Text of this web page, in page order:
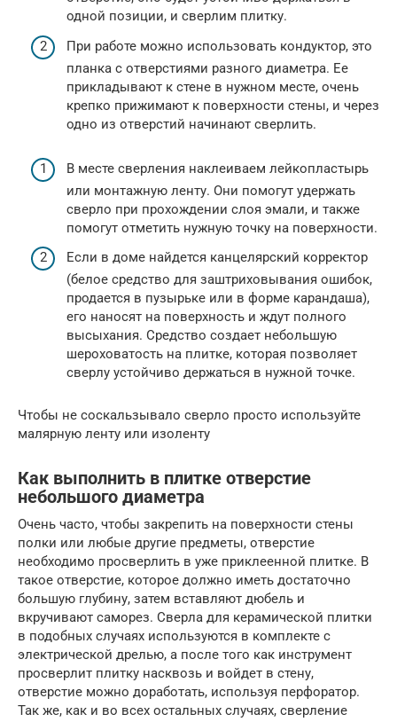
одной позиции, и сверлим плитку.
При работе можно использовать кондуктор, это
планка с отверстиями разного диаметра. Ее
прикладывают к стене в нужном месте, очень
крепко прижимают к поверхности стены, и через
одно из отверстий начинают сверлить.
В месте сверления наклеиваем лейкопластырь
или монтажную ленту. Они помогут удержать
сверло при прохождении слоя эмали, и также
помогут отметить нужную точку на поверхности.
Если в доме найдется канцелярский корректор
(белое средство для заштриховывания ошибок,
продается в пузырьке или в форме карандаша),
его наносят на поверхность и ждут полного
высыхания. Средство создает небольшую
шероховатость на плитке, которая позволяет
сверлу устойчиво держаться в нужной точке.
Чтобы не соскальзывало сверло просто используйте
малярную ленту или изоленту
Как выполнить в плитке отверстие
небольшого диаметра
Очень часто, чтобы закрепить на поверхности стены
полки или любые другие предметы, отверстие
необходимо просверлить в уже приклеенной плитке. В
такое отверстие, которое должно иметь достаточно
большую глубину, затем вставляют дюбель и
вкручивают саморез. Сверла для керамической плитки
в подобных случаях используются в комплекте с
электрической дрелью, а после того как инструмент
просверлит плитку насквозь и войдет в стену,
отверстие можно доработать, используя перфоратор.
Так же, как и во всех остальных случаях, сверление